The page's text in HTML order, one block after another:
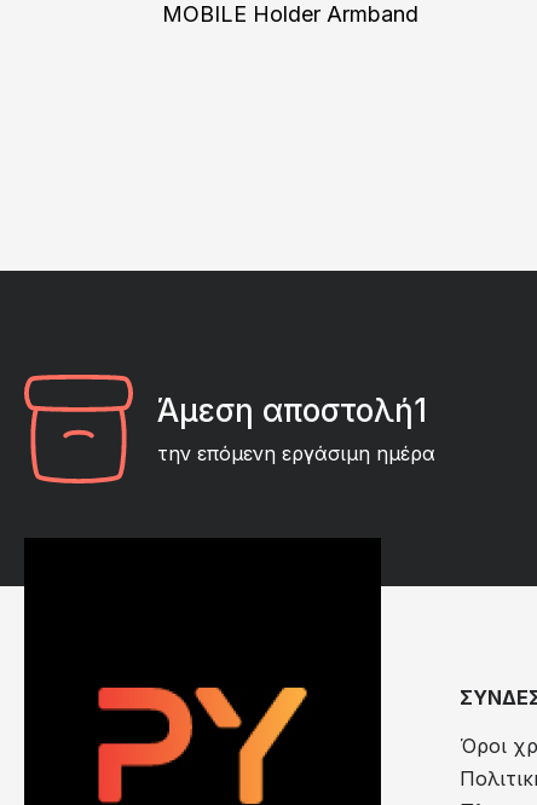
MOBILE Holder Armband
Άμεση αποστολή1
την επόμενη εργάσιμη ημέρα
Όροι